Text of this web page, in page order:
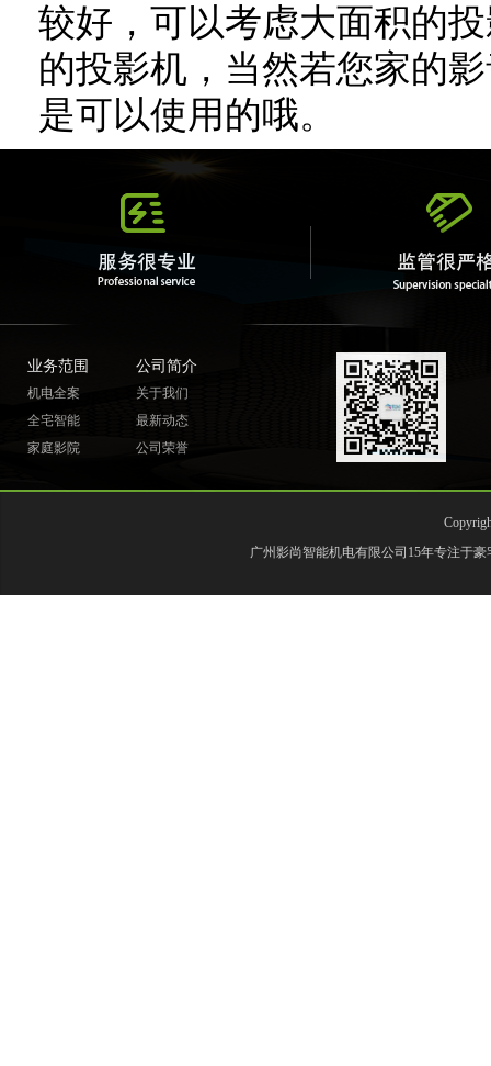
较好，可以考虑大面积的
的投影机，当然若您家的
是可以使用的哦。
业务范围
机电全案
全宅智能
家庭影院
公司简介
关于我们
最新动态
公司荣誉
广州影尚智能机电有限公司15年专注于